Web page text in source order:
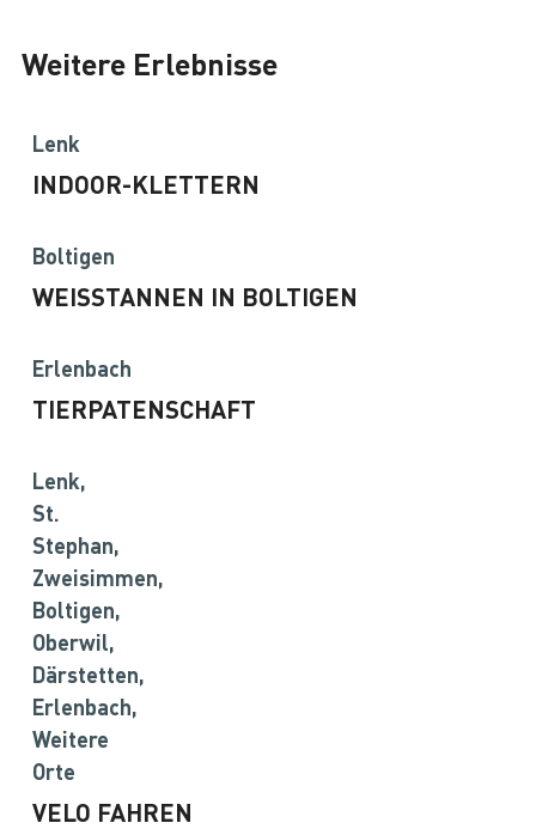
Weitere Erlebnisse
Lenk
INDOOR-KLETTERN
Boltigen
WEISSTANNEN IN BOLTIGEN
Erlenbach
TIERPATENSCHAFT
Lenk,
St.
Stephan,
Zweisimmen,
Boltigen,
Oberwil,
Därstetten,
Erlenbach,
Weitere
Orte
VELO FAHREN